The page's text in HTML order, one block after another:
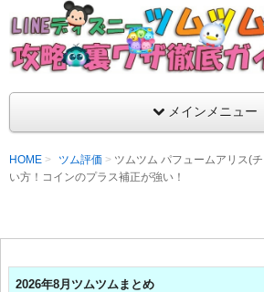
LINEディズニー ツムツム
支持率No1！痒いところに手が届くツ
ラ評価も丁寧に解説！ツムツムを120％
メインメニュー
HOME ツム評価
ツムツム パフュームアリス(
い方！コインのプラス補正が強い！
2026年8月ツムツムまとめ